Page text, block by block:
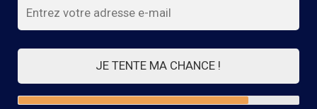
JE TENTE MA CHANCE !